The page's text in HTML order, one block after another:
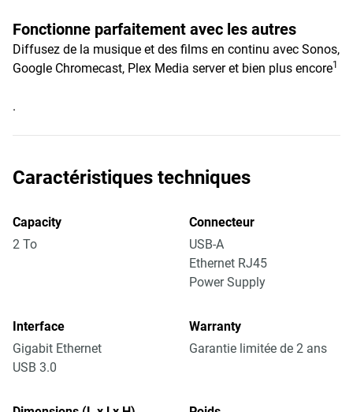
Fonctionne parfaitement avec les autres
Diffusez de la musique et des films en continu avec Sonos,
Google Chromecast, Plex Media server et bien plus encore1
.
Caractéristiques techniques
Capacity
2 To
Connecteur
USB-A
Ethernet RJ45
Power Supply
Interface
Gigabit Ethernet
USB 3.0
Warranty
Garantie limitée de 2 ans